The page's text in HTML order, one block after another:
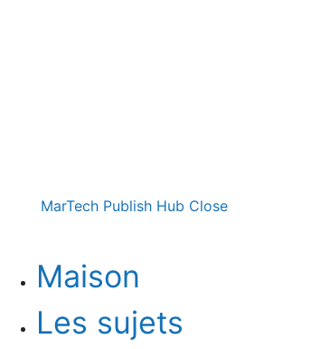
MarTech Publish Hub Close
Maison
Les sujets